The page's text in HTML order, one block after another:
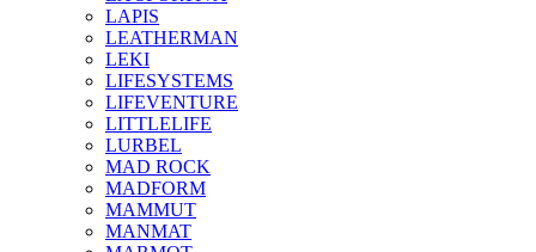
LAPIS
LEATHERMAN
LEKI
LIFESYSTEMS
LIFEVENTURE
LITTLELIFE
LURBEL
MAD ROCK
MADFORM
MAMMUT
MANMAT